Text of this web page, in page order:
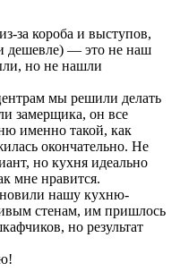
за короба и выступов,
дешевле) — это не наш
но не нашли
мы решили делать
замерщика, он все
именно такой, как
окончательно. Не
но кухня идеально
мне нравится.
нашу кухню-
стенам, им пришлось
но результат